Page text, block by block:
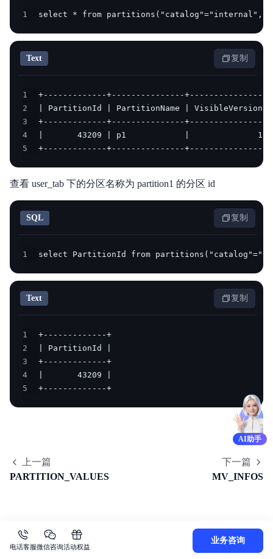
1 select * from
Text 复制
1
2
3
4
5
+-------------+---------------
查看 user_tab 下的分区名称为 partition1 的分区 id
SQL 复制
1 select PartitionId from
Text 复制
1
2
3
4
5
+-------------+
上一篇
PARTITION_VALUES
下一篇
MV_INFOS
AI助手
电话客服微信咨询活动权益
业务咨询